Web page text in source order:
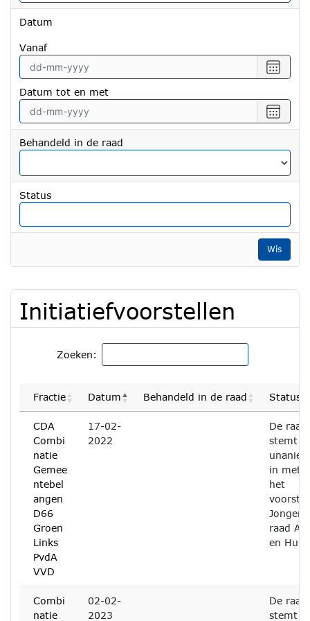
Datum
vanaf
een
vanaf
Datum tot en met
een
tot
en
met
Behandeld in de raad
Status
Wis
Initiatiefvoorstellen
Zoeken:
Fractie Datum Behandeld in de raad Status
CDA
Combi
natie
Gemee
ntebel
angen
D66
Groen
Links
PvdA
VVD
17-02-
2022
De raad
stemt
in met
het
voorstel
raad Aa
en
Combi
natie
02-02-
2023
De raad
stemt